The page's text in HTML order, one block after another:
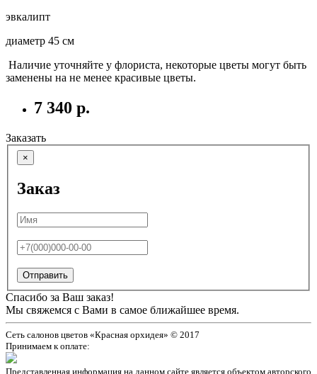
эвкалипт
диаметр 45 см
Наличие уточняйте у флориста, некоторые цветы могут быть
заменены на не менее красивые цветы.
7 340 р.
Заказать
×
Заказ
Отправить
Спасибо за Ваш заказ!
Мы свяжемся с Вами в самое ближайшее время.
Сеть салонов цветов «Красная орхидея» © 2017
Принимаем к оплате:
Представленная информация на данном сайте является объектом авторского